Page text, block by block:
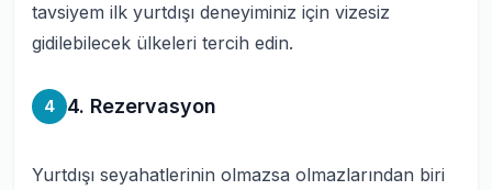
tavsiyem ilk yurtdışı deneyiminiz için vizesiz
gidilebilecek ülkeleri tercih edin.
4 4. Rezervasyon
Yurtdışı seyahatlerinin olmazsa olmazlarından biri